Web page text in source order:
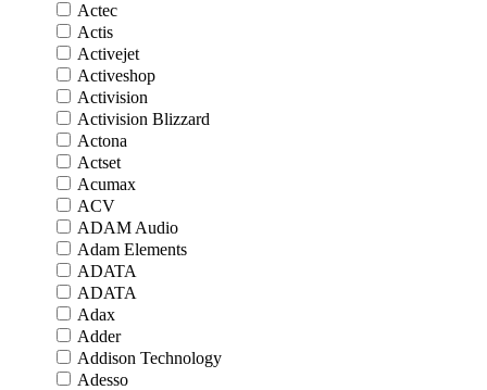
Actec
Actis
Activejet
Activeshop
Activision
Activision Blizzard
Actona
Actset
Acumax
ACV
ADAM Audio
Adam Elements
ADATA
ADATA
Adax
Adder
Addison Technology
Adesso